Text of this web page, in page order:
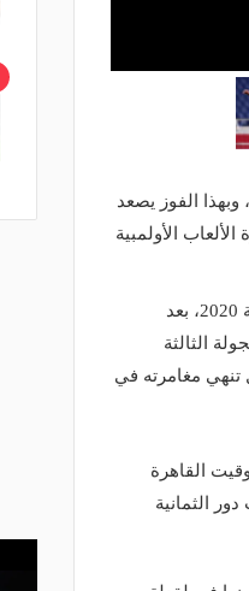
الفوز يصعد
الأولمبية
وكان منتخب مصر الأولمبي لكرة القدم تأهل إلى ربع نهائي دورة طوكيو الأولمبية 2020، بعد
الثالثة
تنهي مغامرته في
ضد البرازيل في تمام الساعة 12 ظهرا بتوقيت القاهرة
طوكيو 2020 في منافسات دور الثمانية